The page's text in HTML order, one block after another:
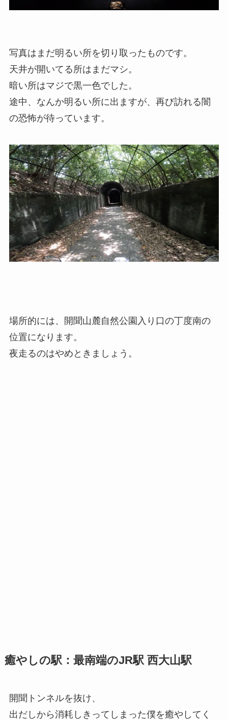
写真はまだ明るい所を切り取ったものです。
天井が開いてる所はまだマシ。
暗い所はマジで黒一色でした。
途中、なんか明るい所に出ますが、再び訪れる闇
の恐怖が待っています。
場所的には、開聞山麓自然公園入り口の丁度南の
位置になります。
夜走るのはやめときましょう。
癒やしの駅：最南端のJR駅 西大山駅
開聞トンネルを抜け、
出だしから消耗しきってしまった僕を癒やしてく